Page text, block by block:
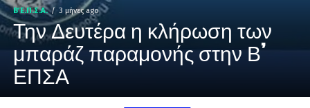
Β΄ Ε.Π.Σ.Α. 3 μήνες ago
Την Δευτέρα η κλήρωση των
μπαράζ παραμονής στην Β’
ΕΠΣΑ